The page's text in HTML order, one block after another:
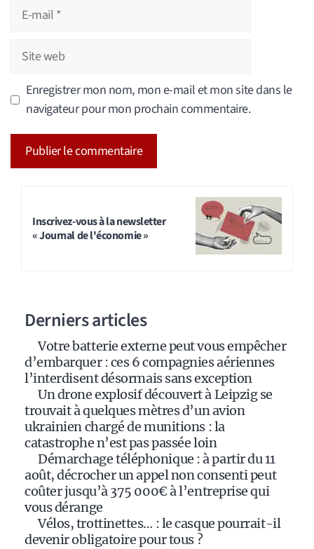
Site
Enregistrer mon nom, mon e-mail et mon site dans le
navigateur pour mon prochain commentaire.
Inscrivez-vous à la newsletter
« Journal de l'économie »
Derniers articles
Votre batterie externe peut vous empêcher
d’embarquer : ces 6 compagnies aériennes
l’interdisent désormais sans exception
Un drone explosif découvert à Leipzig se
trouvait à quelques mètres d’un avion
ukrainien chargé de munitions : la
catastrophe n’est pas passée loin
Démarchage téléphonique : à partir du 11
août, décrocher un appel non consenti peut
coûter jusqu’à 375 000€ à l’entreprise qui
vous dérange
Vélos, trottinettes… : le casque pourrait-il
devenir obligatoire pour tous ?